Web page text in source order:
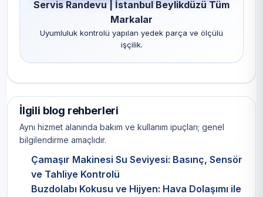
Servis Randevu | İstanbul Beylikdüzü Tüm
Markalar
Uyumluluk kontrolü yapılan yedek parça ve ölçülü
işçilik.
İlgili blog rehberleri
Aynı hizmet alanında bakım ve kullanım ipuçları; genel
bilgilendirme amaçlıdır.
Çamaşır Makinesi Su Seviyesi: Basınç, Sensör
ve Tahliye Kontrolü
Buzdolabı Kokusu ve Hijyen: Hava Dolaşımı ile